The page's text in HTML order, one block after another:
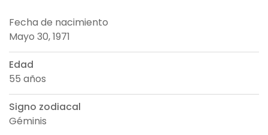
Fecha de nacimiento
Mayo 30, 1971
Edad
55 años
Signo zodiacal
Géminis